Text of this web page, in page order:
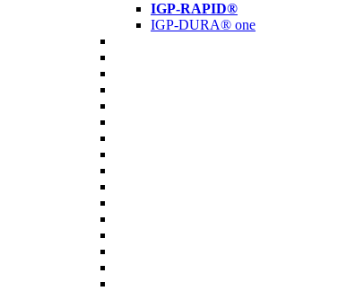
IGP-RAPID®
IGP-DURA® one